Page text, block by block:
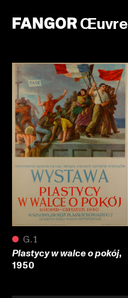
Œuvre
● G.1
Plastycy w walce o pokój,
1950